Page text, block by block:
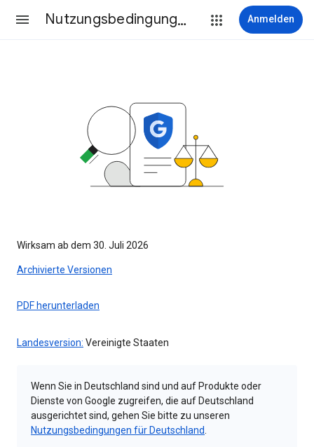
Nutzungsbedingungen Anmelden
Wirksam ab dem 30. Juli 2026
Archivierte Versionen
PDF herunterladen
Landesversion: Vereinigte Staaten
Wenn Sie in Deutschland sind und auf Produkte oder
Dienste von Google zugreifen, die auf Deutschland
ausgerichtet sind, gehen Sie bitte zu unseren
Nutzungsbedingungen für Deutschland